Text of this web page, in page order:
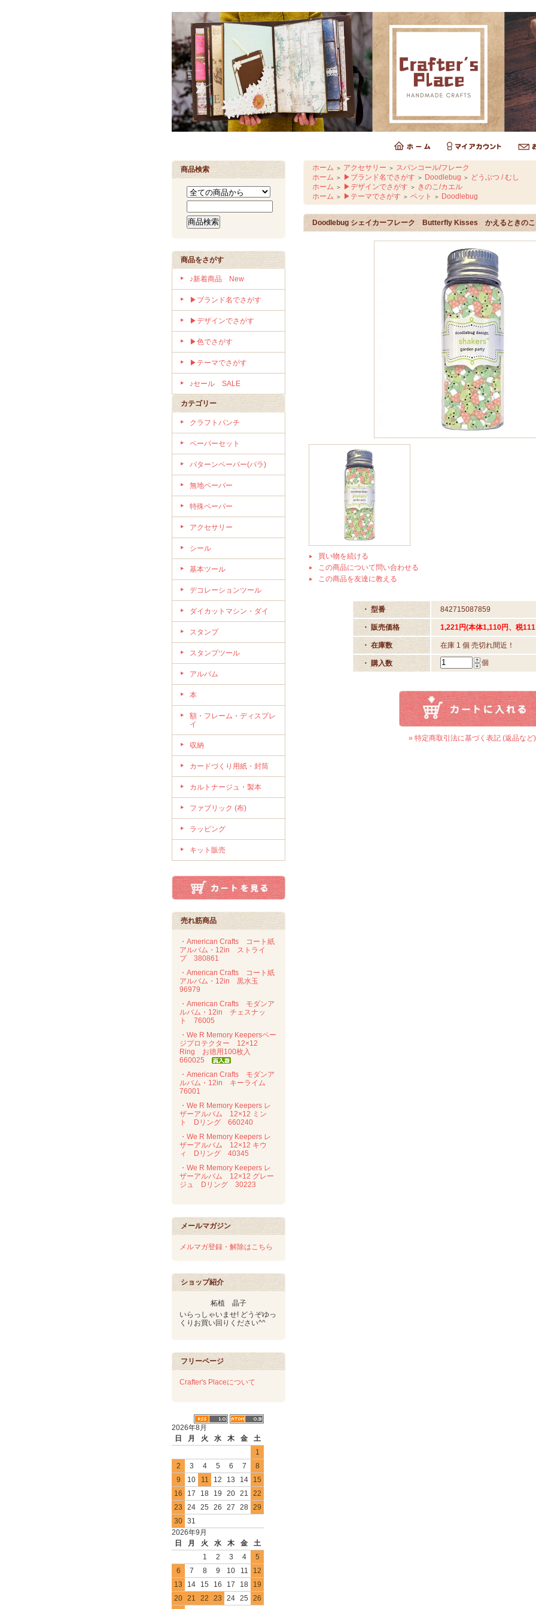
商品検索
商品をさがす
♪新着商品 New
▶ブランド名でさがす
▶デザインでさがす
▶色でさがす
▶テーマでさがす
♪セール SALE
カテゴリー
クラフトパンチ
ペーパーセット
パターンペーパー(バラ)
無地ペーパー
特殊ペーパー
アクセサリー
シール
基本ツール
デコレーションツール
ダイカットマシン・ダイ
スタンプ
スタンプツール
アルバム
本
額・フレーム・ディスプレ
イ
収納
カードづくり用紙・封筒
カルトナージュ・製本
ファブリック (布)
ラッピング
キット販売
売れ筋商品
・American Crafts コート紙
アルバム・12in ストライ
プ 380861
・American Crafts コート紙
アルバム・12in 黒水玉
96979
・American Crafts モダンア
ルバム・12in チェスナッ
ト 76005
・We R Memory Keepersペー
ジプロテクター 12×12
Ring お徳用100枚入
660025
・American Crafts モダンア
ルバム・12in キーライム
76001
・We R Memory Keepers レ
ザーアルバム 12×12 ミン
ト Dリング 660240
・We R Memory Keepers レ
ザーアルバム 12×12 キウ
ィ Dリング 40345
・We R Memory Keepers レ
ザーアルバム 12×12 グレー
ジュ Dリング 30223
メールマガジン
メルマガ登録・解除はこちら
ショップ紹介
柘植 晶子
いらっしゃいませ! どうぞゆっ
くりお買い回りください^^
フリーページ
Crafter's Placeについて
2026年8月
日
月 火 水 木 金
土
1
2
3 4 5 6 7
8
9
10 11 12 13 14
15
16
17 18 19 20 21
22
23
24 25 26 27 28 29
30 31
2026年9月
日
月 火 水 木 金
土
1
2 3 4
5
6
7 8 9 10 11
12
13
14 15 16 17 18
19
20 21 22 23 24 25
26
ホーム ＞ アクセサリー ＞ スパンコール/フレーク
ホーム ＞ ▶ブランド名でさがす ＞ Doodlebug ＞
どうぶつ / むし
ホーム ＞ ▶デザインでさがす ＞
きのこ/カエル
ホーム ＞ ▶テーマでさがす ＞ ペット ＞ Doodlebug
Doodlebug シェイカーフレーク Butterfly Kisses かえるときの
買い物を続ける
この商品について問い合わせる
この商品を友達に教える
・ 型番 842715087859
・ 販売価格 1,221円(本体1,110円、税
・ 在庫数 在庫 1 個 売切れ間近！
・ 購入数 個
» 特定商取引法に基づく表記 (返品など)